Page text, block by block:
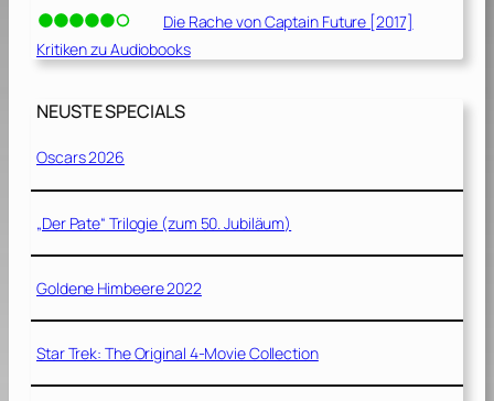
Die Rache von Captain Future [2017]
Kritiken zu Audiobooks
NEUSTE SPECIALS
Oscars 2026
„Der Pate“ Trilogie (zum 50. Jubiläum)
Goldene Himbeere 2022
Star Trek: The Original 4-Movie Collection